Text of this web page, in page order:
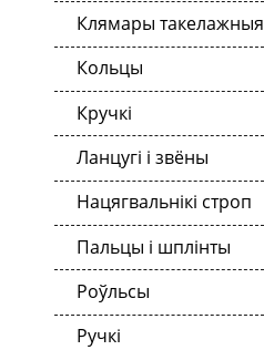
Клямары такелажныя
Кольцы
Кручкі
Ланцугі і звёны
Нацягвальнікі строп
Пальцы і шплінты
Роўльсы
Ручкі